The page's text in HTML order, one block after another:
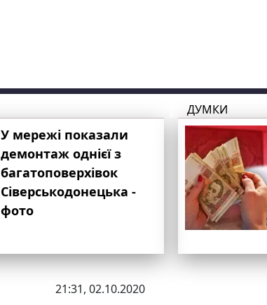
У мережі показали
демонтаж однієї з
багатоповерхівок
Сіверськодонецька -
фото
ДУМКИ
21:31, 02.10.2020